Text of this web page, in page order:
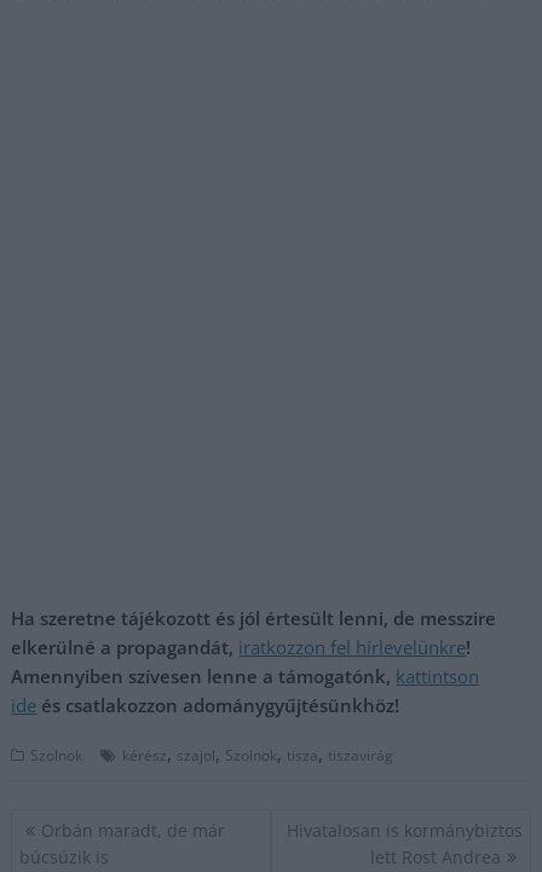
Ha szeretne tájékozott és jól értesült lenni, de messzire
elkerülné a propagandát, iratkozzon fel hírlevelünkre!
Amennyiben szívesen lenne a támogatónk, kattintson
ide és csatlakozzon adománygyűjtésünkhöz!
Szolnok kérész, szajol, Szolnok, tisza, tiszavirág
Bejegyzés
navigáció
Orbán maradt, de már
búcsúzik is
Hivatalosan is kormánybiztos
lett Rost Andrea